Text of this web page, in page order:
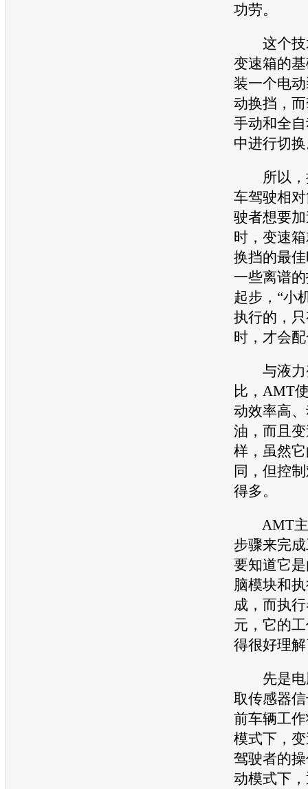
功劳。
这个技
变速箱的
装一个电
动换挡，
手动和全
中进行切
所以，
车驾驶相
驶者想要
时， 变速箱
换挡的最
一些离谱
起步，“小
执行的，
时，才会
与液力
比，AMT
动效率高
油，而且
样，虽然
同，但控
得多。
AMT主
步骤来完
要知道它
脑模块和
成，而执
元，它的
得很好理
先是电
取传感器
前车辆工
模式下，
驾驶者的
动模式下